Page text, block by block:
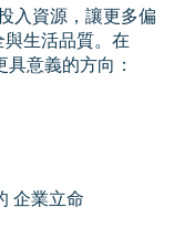
入資源，讓更多偏
生活品質。在
意義的方向：
企業立命